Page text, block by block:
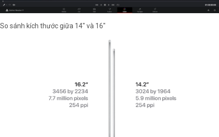
So sánh kích thước giữa 14" và 16"